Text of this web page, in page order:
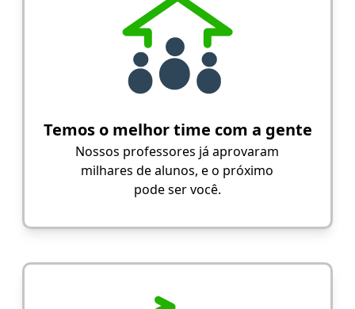
Temos o melhor time com a gente
Nossos professores já aprovaram
milhares de alunos, e o próximo
pode ser você.